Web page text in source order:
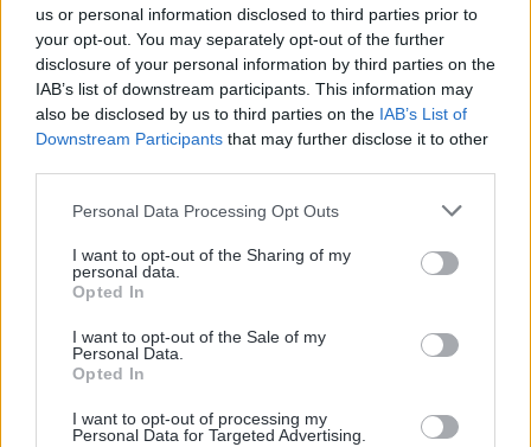
us or personal information disclosed to third parties prior to
your opt-out. You may separately opt-out of the further
disclosure of your personal information by third parties on the
IAB’s list of downstream participants. This information may
also be disclosed by us to third parties on the IAB’s List of
Downstream Participants that may further disclose it to other
Personal Data Processing Opt Outs
I want to opt-out of the Sharing of my
personal data.
Opted In
I want to opt-out of the Sale of my
Personal Data.
Opted In
I want to opt-out of processing my
Personal Data for Targeted Advertising.
PAYS COUVERTS
+220
Les derniers articles